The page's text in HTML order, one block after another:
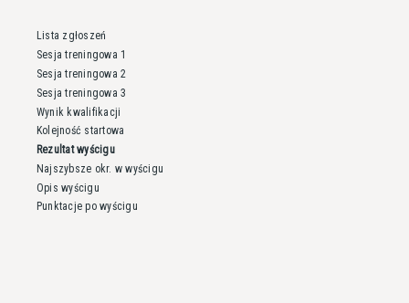
Lista zgłoszeń
Sesja treningowa 1
Sesja treningowa 2
Sesja treningowa 3
Wynik kwalifikacji
Kolejność startowa
Rezultat wyścigu
Najszybsze okr. w wyścigu
Opis wyścigu
Punktacje po wyścigu